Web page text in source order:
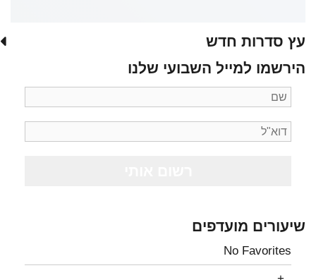
עץ סדרות חדש
הירשמו למייל השבועי שלנו
שיעורים מועדפים
No Favorites